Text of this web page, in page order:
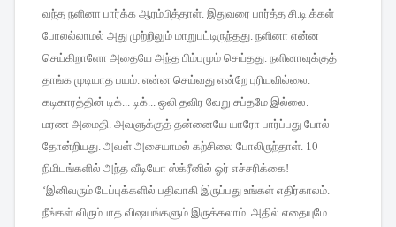
வந்த நளினா பார்க்க ஆரம்பித்தாள். இதுவரை பார்த்த சி.டி.க்கள்
போலல்லாமல் அது முற்றிலும் மாறுபட்டிருந்தது. நளினா என்ன
செய்கிறாளோ அதையே அந்த பிம்பமும் செய்தது. நளினாவுக்குத்
தாங்க முடியாத பயம். என்ன செய்வது என்றே புரியவில்லை.
கடிகாரத்தின் டிக்... டிக்... ஒலி தவிர வேறு சப்தமே இல்லை.
மரண அமைதி. அவளுக்குத் தன்னையே யாரோ பார்ப்பது போல்
தோன்றியது. அவள் அசையாமல் கற்சிலை போலிருந்தாள். 10
நிமிடங்களில் அந்த வீடியோ ஸ்க்ரீனில் ஓர் எச்சரிக்கை!
‘இனிவரும் டேப்புக்களில் பதிவாகி இருப்பது உங்கள் எதிர்காலம்.
நீங்கள் விரும்பாத விஷயங்களும் இருக்கலாம். அதில் எதையுமே